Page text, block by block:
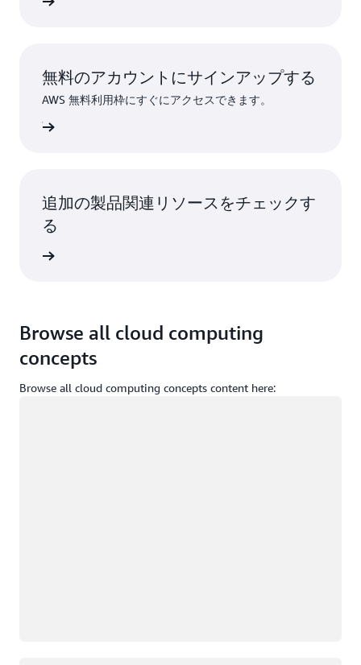
無料のアカウントにサインアップする
AWS 無料利用枠にすぐにアクセスできます。
追加の製品関連リソースをチェックす
る
Browse all cloud computing
concepts
Browse all cloud computing concepts content here: